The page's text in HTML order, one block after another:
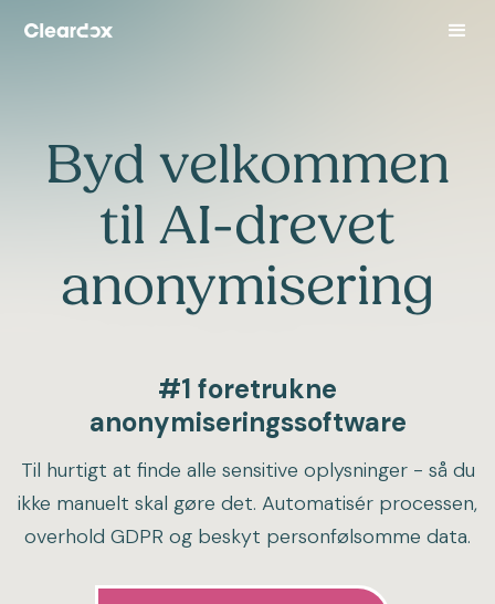
Byd velkommen
til AI-drevet
anonymisering
#1 foretrukne
anonymiseringssoftware
Til hurtigt at finde alle sensitive oplysninger - så du
ikke manuelt skal gøre det. Automatisér processen,
overhold GDPR og beskyt personfølsomme data.